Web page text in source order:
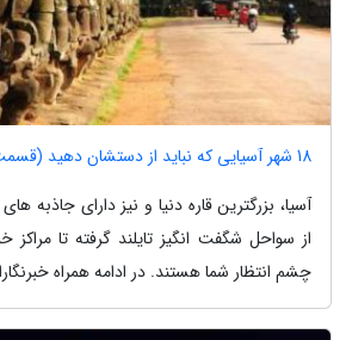
18 شهر آسیایی که نباید از دستشان دهید (قسمت اول)
آسیا، بزرگترین قاره دنیا و نیز دارای جاذبه
از سواحل شگفت انگیز تایلند گرفته تا مراکز
چشم انتظار شما هستند. در ادامه همراه